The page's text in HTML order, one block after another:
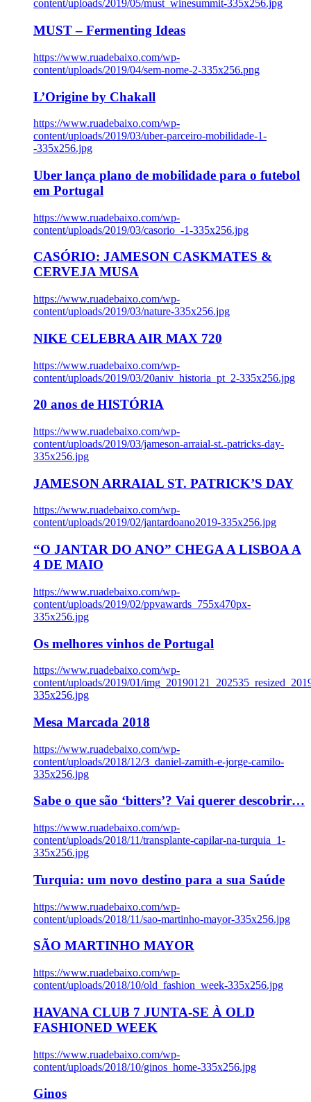
content/uploads/2019/05/must_winesummit-335x256.jpg
MUST – Fermenting Ideas
https://www.ruadebaixo.com/wp-
content/uploads/2019/04/sem-nome-2-335x256.png
L’Origine by Chakall
https://www.ruadebaixo.com/wp-
content/uploads/2019/03/uber-parceiro-mobilidade-1-
-335x256.jpg
Uber lança plano de mobilidade para o futebol
em Portugal
https://www.ruadebaixo.com/wp-
content/uploads/2019/03/casorio_-1-335x256.jpg
CASÓRIO: JAMESON CASKMATES &
CERVEJA MUSA
https://www.ruadebaixo.com/wp-
content/uploads/2019/03/nature-335x256.jpg
NIKE CELEBRA AIR MAX 720
https://www.ruadebaixo.com/wp-
content/uploads/2019/03/20aniv_historia_pt_2-335x256.jpg
20 anos de HISTÓRIA
https://www.ruadebaixo.com/wp-
content/uploads/2019/03/jameson-arraial-st.-patricks-day-
335x256.jpg
JAMESON ARRAIAL ST. PATRICK’S DAY
https://www.ruadebaixo.com/wp-
content/uploads/2019/02/jantardoano2019-335x256.jpg
“O JANTAR DO ANO” CHEGA A LISBOA A
4 DE MAIO
https://www.ruadebaixo.com/wp-
content/uploads/2019/02/ppvawards_755x470px-
335x256.jpg
Os melhores vinhos de Portugal
https://www.ruadebaixo.com/wp-
content/uploads/2019/01/
335x256.jpg
Mesa Marcada 2018
https://www.ruadebaixo.com/wp-
content/uploads/2018/12/3_daniel-zamith-e-jorge-camilo-
335x256.jpg
Sabe o que são ‘bitters’? Vai querer descobrir…
https://www.ruadebaixo.com/wp-
content/uploads/2018/11/transplante-capilar-na-turquia_1-
335x256.jpg
Turquia: um novo destino para a sua Saúde
https://www.ruadebaixo.com/wp-
content/uploads/2018/11/sao-martinho-mayor-335x256.jpg
SÃO MARTINHO MAYOR
https://www.ruadebaixo.com/wp-
content/uploads/2018/10/old_fashion_week-335x256.jpg
HAVANA CLUB 7 JUNTA-SE À OLD
FASHIONED WEEK
https://www.ruadebaixo.com/wp-
content/uploads/2018/10/ginos_home-335x256.jpg
Ginos